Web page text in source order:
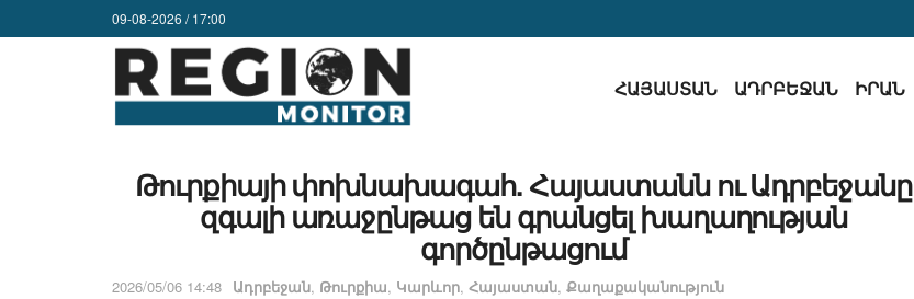
09-08-2026 / 17:00
ՀԱՅԱՍՏԱՆ ԱԴՐԲԵՋԱՆ ԻՐԱՆ
Թուրքիայի փոխնախագահ. Հայաստանն ու Ադրբեջանը
զգալի առաջընթաց են գրանցել խաղաղության
գործընթացում
2026/05/06 14:48 Ադրբեջան, Թուրքիա, Կարևոր, Հայաստան, Քաղաքականություն